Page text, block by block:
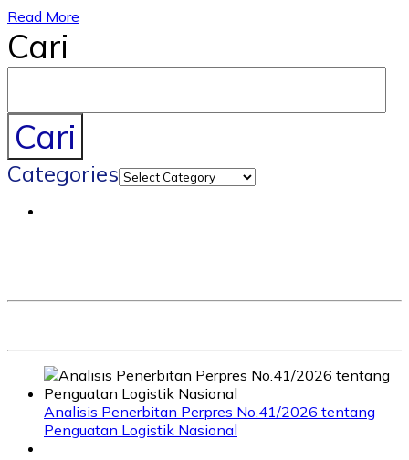
Read More
Cari
Cari
Categories
Analisis Penerbitan Perpres No.41/2026 tentang
Penguatan Logistik Nasional